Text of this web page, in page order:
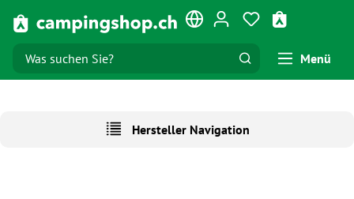
Zum Hauptinhalt springen Du hast 0
Menü
Hersteller Navigation